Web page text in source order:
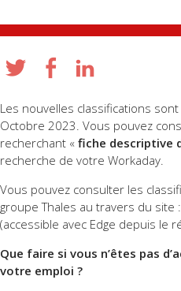
Les nouvelles classifications
Octobre 2023. Vous pouvez
recherchant « fiche descriptive
recherche de votre Workaday.
Vous pouvez consulter les
groupe Thales au travers du site :
(accessible avec Edge depuis le
Que faire si vous n’êtes pas
votre emploi ?